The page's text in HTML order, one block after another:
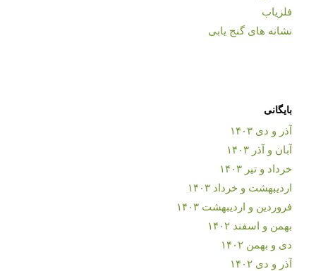
فلزیاب
نشانه های گنج یابی
بایگانی
آذر و دی ۱۴۰۳
آبان و آذر ۱۴۰۳
خرداد و تیر ۱۴۰۳
اردیبهشت و خرداد ۱۴۰۳
فروردین و اردیبهشت ۱۴۰۳
بهمن و اسفند ۱۴۰۲
دی و بهمن ۱۴۰۲
آذر و دی ۱۴۰۲